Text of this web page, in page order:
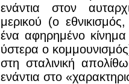
ενάντια στον
μερικού (ο
ένα αφηρημένο
ύστερα ο
στη σταλινική
ενάντια στο